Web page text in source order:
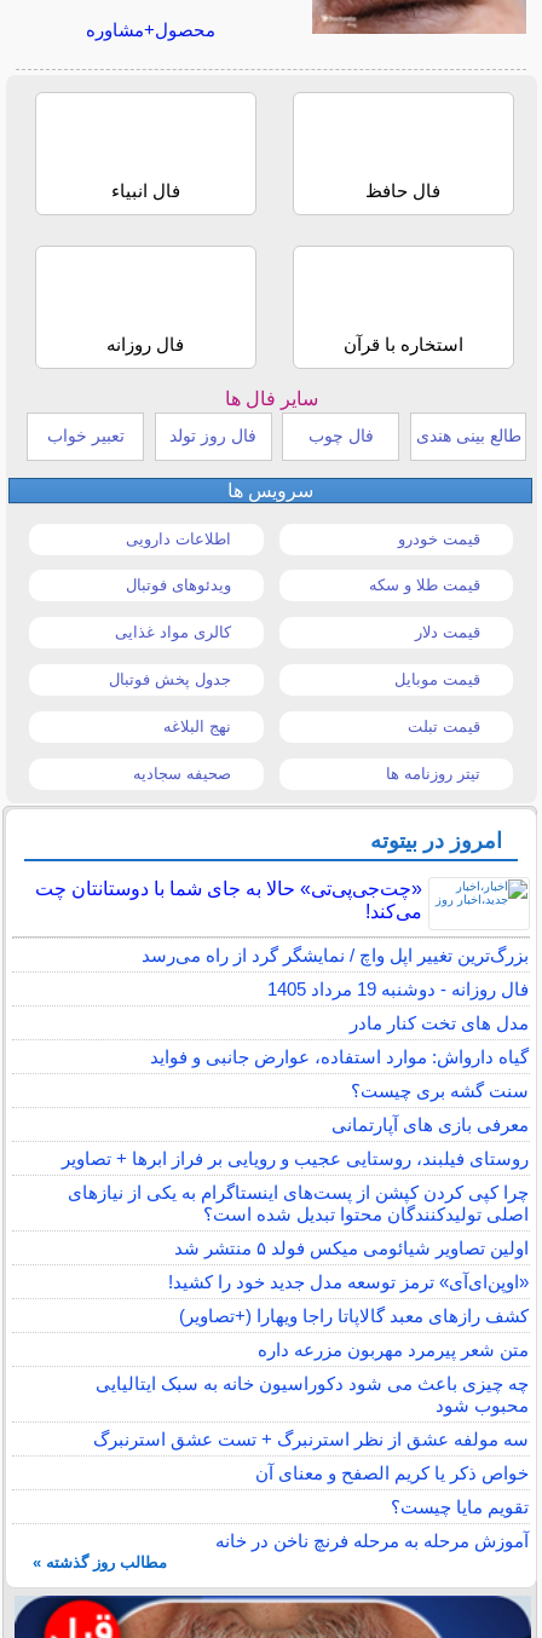
محصول+مشاوره
فال حافظ فال انبیاء
استخاره با قرآن فال روزانه
سایر فال ها
طالع بینی هندی فال چوب فال روز تولد تعبیر خواب
سرویس ها
قیمت خودرو اطلاعات دارویی
قیمت طلا و سکه ویدئوهای فوتبال
قیمت دلار کالری مواد غذایی
قیمت موبایل جدول پخش فوتبال
قیمت تبلت نهج البلاغه
تیتر روزنامه ها صحیفه سجادیه
امروز در بیتوته
«چت‌جی‌پی‌تی» حالا به جای شما با دوستانتان چت
می‌کند!
بزرگ‌ترین تغییر اپل واچ / نمایشگر گرد از راه می‌رسد
فال روزانه - دوشنبه 19 مرداد 1405
مدل های تخت کنار مادر
گیاه دارواش: موارد استفاده، عوارض جانبی و فواید
سنت گشه بری چیست؟
معرفی بازی های آپارتمانی
روستای فیلبند، روستایی عجیب و رویایی بر فراز ابرها + تصاویر
چرا کپی کردن کپشن از پست‌های اینستاگرام به یکی از نیازهای
اصلی تولیدکنندگان محتوا تبدیل شده است؟
اولین تصاویر شیائومی میکس فولد ۵ منتشر شد
«اوپن‌ای‌آی» ترمز توسعه مدل جدید خود را کشید!
کشف رازهای معبد گالاپاتا راجا ویهارا (+تصاویر)
متن شعر پیرمرد مهربون مزرعه داره
چه چیزی باعث می شود دکوراسیون خانه به سبک ایتالیایی
محبوب شود
سه مولفه عشق از نظر استرنبرگ + تست عشق استرنبرگ
خواص ذکر یا کریم الصفح و معنای آن
تقویم مایا چیست؟
آموزش مرحله به مرحله فرنچ ناخن در خانه
مطالب روز گذشته »